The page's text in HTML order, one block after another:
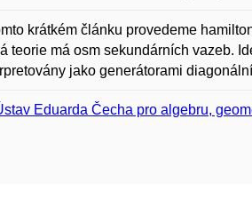
krátkém článku provedeme
teorie má osm sekundárních vazeb.
jako generátorami
Eduarda Čecha pro algebru,